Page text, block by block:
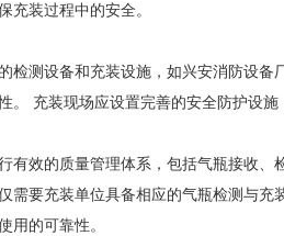
充装过程中的安全。
检测设备和充装设施，如兴安消防设
。 充装现场应设置完善的安全防护设
有效的质量管理体系，包括气瓶接收、
需要充装单位具备相应的气瓶检测与
用的可靠性。